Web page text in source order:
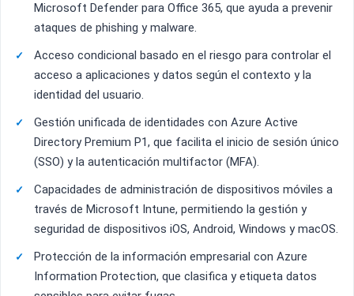
Microsoft Defender para Office 365, que ayuda a prevenir
ataques de phishing y malware.
Acceso condicional basado en el riesgo para controlar el
acceso a aplicaciones y datos según el contexto y la
identidad del usuario.
Gestión unificada de identidades con Azure Active
Directory Premium P1, que facilita el inicio de sesión único
(SSO) y la autenticación multifactor (MFA).
Capacidades de administración de dispositivos móviles a
través de Microsoft Intune, permitiendo la gestión y
seguridad de dispositivos iOS, Android, Windows y macOS.
Protección de la información empresarial con Azure
Information Protection, que clasifica y etiqueta datos